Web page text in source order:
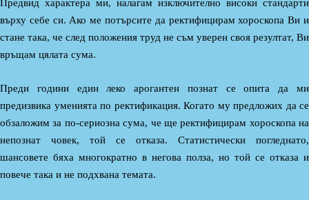
Предвид характера ми, налагам изключително високи стандарти
върху себе си. Ако ме потърсите да ректифицирам хороскопа Ви и
стане така, че след положения труд не съм уверен своя резултат, Ви
връщам цялата сума.
Преди години един леко арогантен познат се опита да ми
предизвика уменията по ректификация. Когато му предложих да се
обзаложим за по-сериозна сума, че ще ректифицирам хороскопа на
непознат човек, той се отказа. Статистически погледнато,
шансовете бяха многократно в негова полза, но той се отказа и
повече така и не подхвана темата.